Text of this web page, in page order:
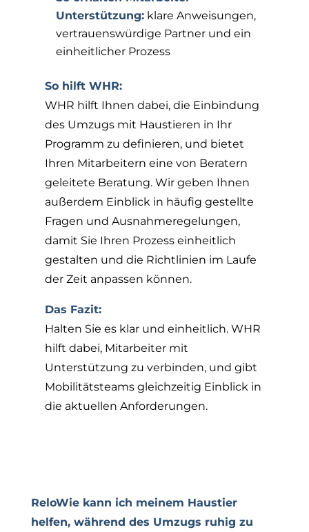
Unterstützung:klare Anweisungen,
vertrauenswürdige Partner und ein
einheitlicher Prozess
So hilft WHR:
WHR hilft Ihnen dabei, die Einbindung
des Umzugs mit Haustieren in Ihr
Programm zu definieren, und bietet
Ihren Mitarbeitern eine von Beratern
geleitete Beratung. Wir geben Ihnen
außerdem Einblick in häufig gestellte
Fragen und Ausnahmeregelungen,
damit Sie Ihren Prozess einheitlich
gestalten und die Richtlinien im Laufe
der Zeit anpassen können.
Das Fazit:
Halten Sie es klar und einheitlich. WHR
hilft dabei, Mitarbeiter mit
Unterstützung zu verbinden, und gibt
Mobilitätsteams gleichzeitig Einblick in
die aktuellen Anforderungen.
ReloWie kann ich meinem Haustier
helfen, während des Umzugs ruhig zu